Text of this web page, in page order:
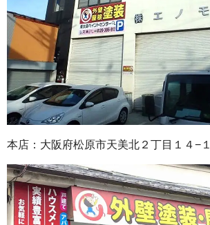
本店：大阪府松原市天美北２丁目１４−１